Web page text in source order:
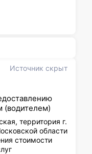
Источник скрыт
(водителем)
территория г.
области
стоимости